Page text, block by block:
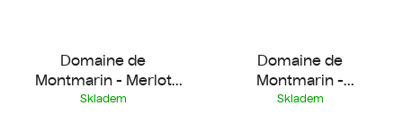
Domaine de
Montmarin - Merlot
2025
Skladem
Domaine de
Montmarin -
Sauvignon 2025
Skladem